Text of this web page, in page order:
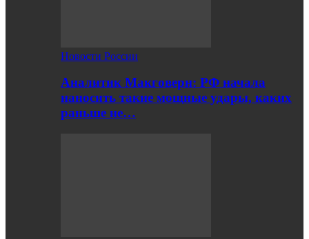
Новости России
Аналитик Макговерн: РФ начала
наносить такие мощные удары, каких
раньше не…